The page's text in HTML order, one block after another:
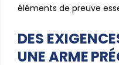
éléments de preuve
DES
UNE ARME